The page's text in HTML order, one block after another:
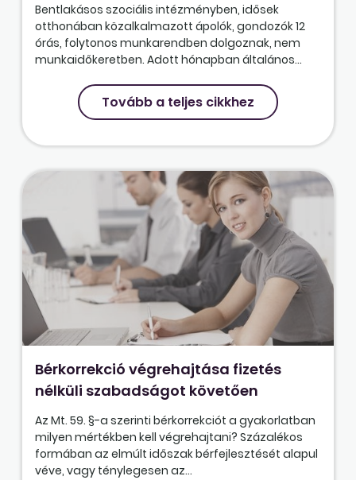
Bentlakásos szociális intézményben, idősek
otthonában közalkalmazott ápolók, gondozók 12
órás, folytonos munkarendben dolgoznak, nem
munkaidőkeretben. Adott hónapban általános...
Tovább a teljes cikkhez
Bérkorrekció végrehajtása fizetés
nélküli szabadságot követően
Az Mt. 59. §-a szerinti bérkorrekciót a gyakorlatban
milyen mértékben kell végrehajtani? Százalékos
formában az elmúlt időszak bérfejlesztését alapul
véve, vagy ténylegesen az...